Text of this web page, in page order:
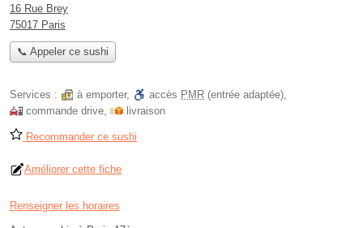
16 Rue Brey
75017 Paris
📞 Appeler ce sushi
Services : à emporter, accès PMR (entrée adaptée),
commande drive, livraison
Recommander ce sushi
Améliorer cette fiche
Renseigner les horaires